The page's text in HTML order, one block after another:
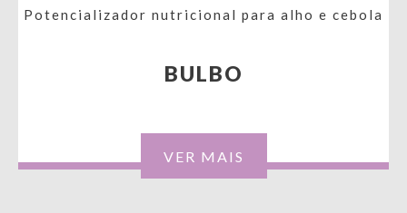
Potencializador nutricional para alho e cebola
BULBO
VER MAIS